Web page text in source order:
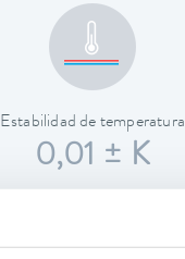
Estabilidad de temperatura
0,01 ± K